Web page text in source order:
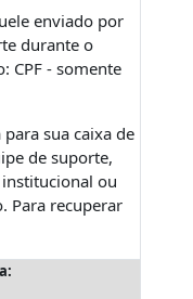
enviado por
durante o
CPF - somente
sua caixa de
de suporte,
ou
Para recuperar